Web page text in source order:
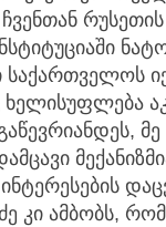
ხელისუფლება
მე
კი ამბობს,